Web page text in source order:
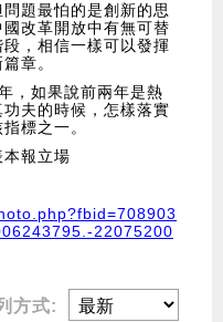
題最怕的是創新的思
改革開放中有無可替
，相信一樣可以發揮
章。
，如果說前兩年是熱
夫的時候，怎樣落實
標之一。
報立場
22075200
方式: